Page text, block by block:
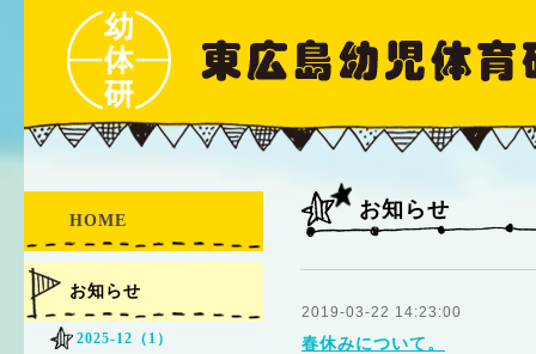
お知らせ
2019-03-22 14:23:00
春休みについて。
HOME
お知らせ
2025-12（1）